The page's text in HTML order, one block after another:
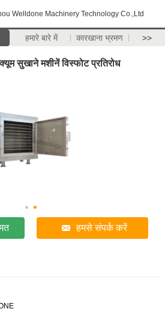
Welldone Machinery Technology Co.,Ltd
हमारे बारे में कारखाना भ्रमण >>
सुखाने मशीनें विस्फोट प्रतिरोध
हमसे संपर्क करें